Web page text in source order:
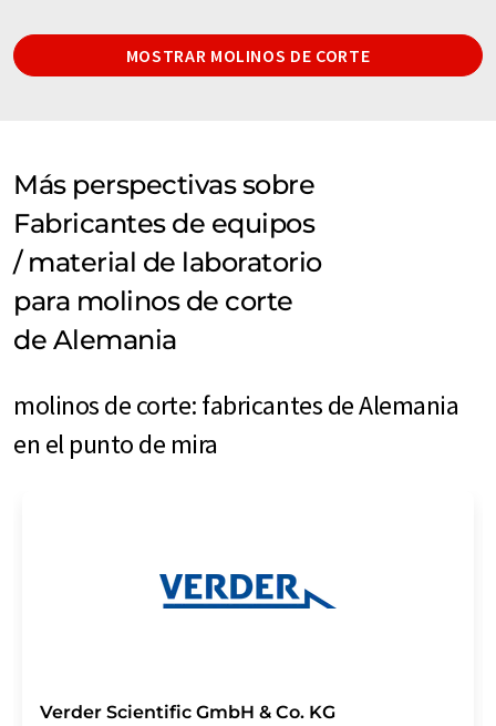
MOSTRAR MOLINOS DE CORTE
Más perspectivas sobre
Fabricantes de equipos
/ material de laboratorio
para molinos de corte
de Alemania
molinos de corte: fabricantes de Alemania
en el punto de mira
Verder Scientific GmbH & Co. KG